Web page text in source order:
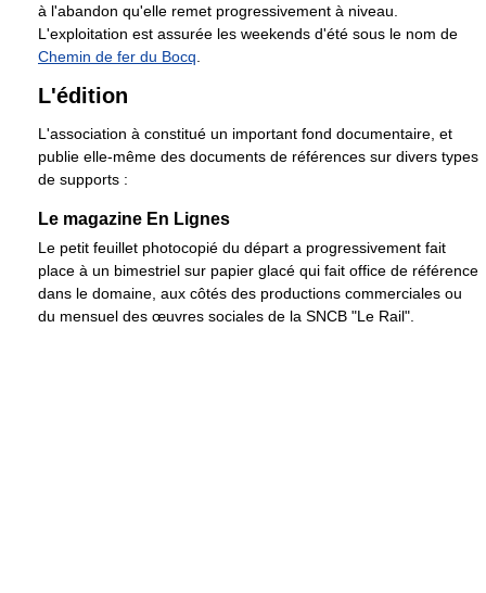
à l'abandon qu'elle remet progressivement à niveau.
L'exploitation est assurée les weekends d'été sous le nom de
Chemin de fer du Bocq
L'édition
L'association à constitué un important fond documentaire, et
publie elle-même des documents de références sur divers types
de supports :
Le magazine En Lignes
Le petit feuillet photocopié du départ a progressivement fait
place à un bimestriel sur papier glacé qui fait office de référence
dans le domaine, aux côtés des productions commerciales ou
du mensuel des œuvres sociales de la SNCB "Le Rail".